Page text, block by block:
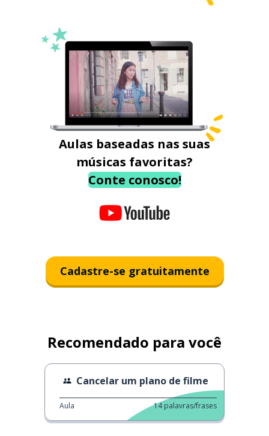
Aulas baseadas nas suas
músicas favoritas?
Conte conosco!
Cadastre-se gratuitamente
Recomendado para você
Cancelar um plano de filme
Aula 14 palavras/frases